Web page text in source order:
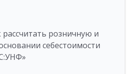
рассчитать розничную и
себестоимости